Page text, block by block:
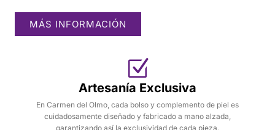
MÁS INFORMACIÓN
Artesanía Exclusiva
En Carmen del Olmo, cada bolso y complemento de piel es
cuidadosamente diseñado y fabricado a mano alzada,
garantizando así la exclusividad de cada pieza.